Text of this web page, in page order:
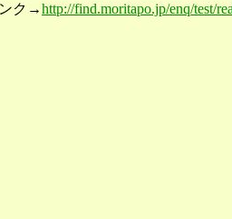
ク→http://find.moritapo.jp/enq/test/